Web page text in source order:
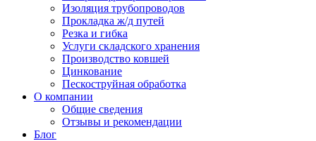
Изоляция трубопроводов
Прокладка ж/д путей
Резка и гибка
Услуги складского хранения
Производство ковшей
Цинкование
Пескоструйная обработка
О компании
Общие сведения
Отзывы и рекомендации
Блог